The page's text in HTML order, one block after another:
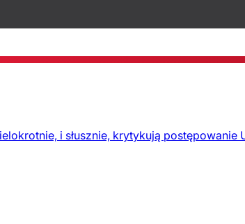
i słusznie, krytykują postępowanie